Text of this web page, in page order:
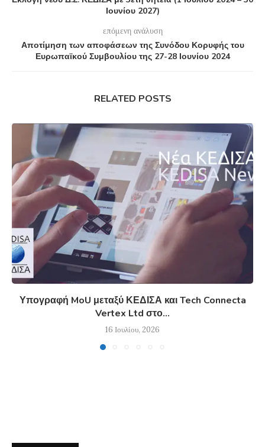
Ιουνίου 2027)
επόμενη ανάλυση
Αποτίμηση των αποφάσεων της Συνόδου Κορυφής του
Ευρωπαϊκού Συμβουλίου της 27-28 Ιουνίου 2024
RELATED POSTS
Υπογραφή MoU μεταξύ ΚΕΔΙΣΑ και Tech Connecta
Vertex Ltd στο...
16 Ιουλίου, 2026